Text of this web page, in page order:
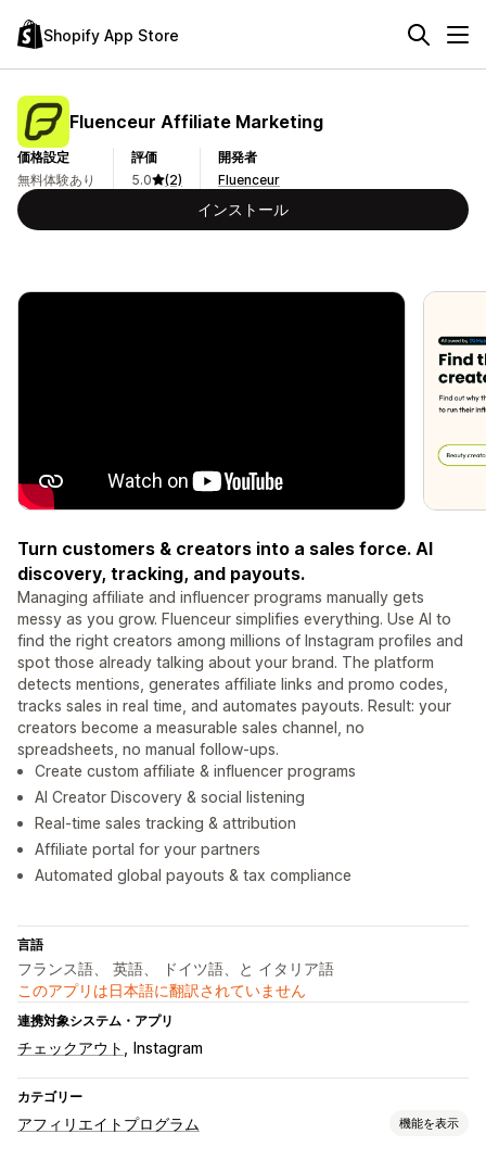
Shopify App Store
Fluenceur Affiliate Marketing
価格設定
無料体験あり
評価
5.0
(2)
開発者
Fluenceur
インストール
Turn customers & creators into a sales force. AI
discovery, tracking, and payouts.
Managing affiliate and influencer programs manually gets
messy as you grow. Fluenceur simplifies everything. Use AI to
find the right creators among millions of Instagram profiles and
spot those already talking about your brand. The platform
detects mentions, generates affiliate links and promo codes,
tracks sales in real time, and automates payouts. Result: your
creators become a measurable sales channel, no
spreadsheets, no manual follow-ups.
Create custom affiliate & influencer programs
AI Creator Discovery & social listening
Real-time sales tracking & attribution
Affiliate portal for your partners
Automated global payouts & tax compliance
言語
フランス語、 英語、 ドイツ語、と イタリア語
このアプリは日本語に翻訳されていません
連携対象システム・アプリ
チェックアウト Instagram
カテゴリー
アフィリエイトプログラム 機能を表示